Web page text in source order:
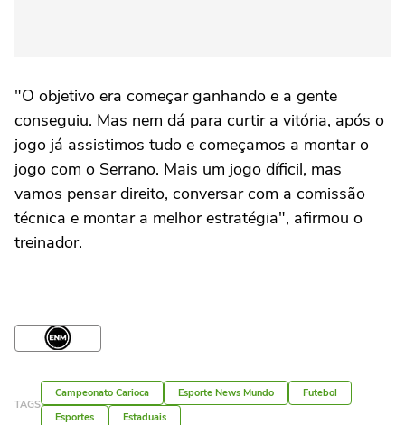
"O objetivo era começar ganhando e a gente
conseguiu. Mas nem dá para curtir a vitória, após o
jogo já assistimos tudo e começamos a montar o
jogo com o Serrano. Mais um jogo díficil, mas
vamos pensar direito, conversar com a comissão
técnica e montar a melhor estratégia", afirmou o
treinador.
TAGS
Campeonato Carioca Esporte News Mundo
Futebol
Esportes
Estaduais